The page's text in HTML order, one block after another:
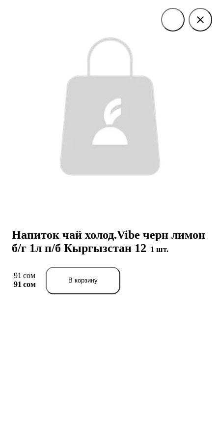
Напиток чай холод.Vibe черн лимон
б/г 1л п/б Кыргызстан 12 1 шт.
91 сом
91 сом
В корзину